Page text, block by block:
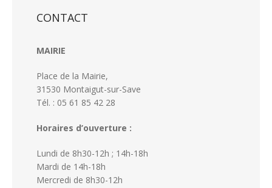
CONTACT
MAIRIE
Place de la Mairie,
31530 Montaigut-sur-Save
Tél. : 05 61 85 42 28
Horaires d’ouverture :
Lundi de 8h30-12h ; 14h-18h
Mardi de 14h-18h
Mercredi de 8h30-12h